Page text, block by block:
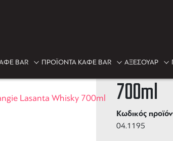
BAR ΠΡΟΪΟΝΤΑ ΚΑΦΕ BAR ΑΞΕΣΟΥΑΡ
Lasanta Whisky 700ml 700ml
Κωδικός
04.1195